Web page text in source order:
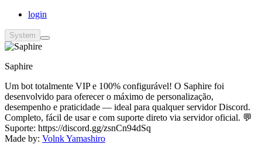
login
System
Saphire
Um bot totalmente VIP e 100% configurável! O Saphire foi
desenvolvido para oferecer o máximo de personalização,
desempenho e praticidade — ideal para qualquer servidor Discord.
Completo, fácil de usar e com suporte direto via servidor oficial. 💬
Suporte: https://discord.gg/zsnCn94dSq
Made by: Volnk Yamashiro